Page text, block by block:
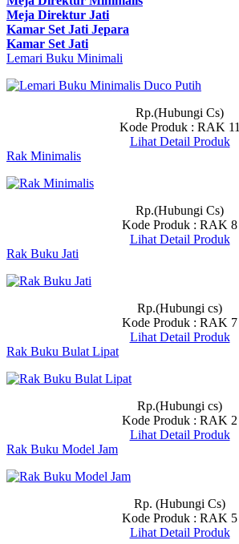
Meja Direktur Jati
Kamar Set Jati Jepara
Kamar Set Jati
Lemari Buku Minimali
Rp.(Hubungi Cs)
Kode Produk : RAK 11
Lihat Detail Produk
Rak Minimalis
Rp.(Hubungi Cs)
Kode Produk : RAK 8
Lihat Detail Produk
Rak Buku Jati
Rp.(Hubungi cs)
Kode Produk : RAK 7
Lihat Detail Produk
Rak Buku Bulat Lipat
Rp.(Hubungi cs)
Kode Produk : RAK 2
Lihat Detail Produk
Rak Buku Model Jam
Rp. (Hubungi Cs)
Kode Produk : RAK 5
Lihat Detail Produk